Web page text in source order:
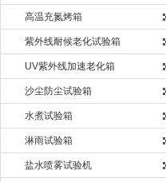
高温充氮烤箱
紫外线耐候老化试验箱
UV紫外线加速老化箱
沙尘防尘试验箱
水煮试验箱
淋雨试验箱
盐水喷雾试验机